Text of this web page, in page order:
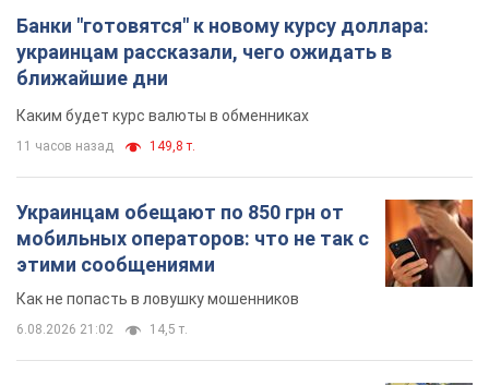
Банки "готовятся" к новому курсу доллара:
украинцам рассказали, чего ожидать в
ближайшие дни
Каким будет курс валюты в обменниках
11 часов назад 149,8 т.
Украинцам обещают по 850 грн от
мобильных операторов: что не так с
этими сообщениями
Как не попасть в ловушку мошенников
6.08.2026 21:02 14,5 т.